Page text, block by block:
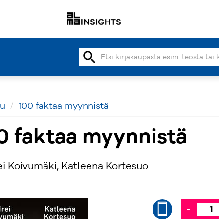
search
100 faktaa myynnistä
faktaa myynnistä
Koivumäki, Katleena Kortesuo
-